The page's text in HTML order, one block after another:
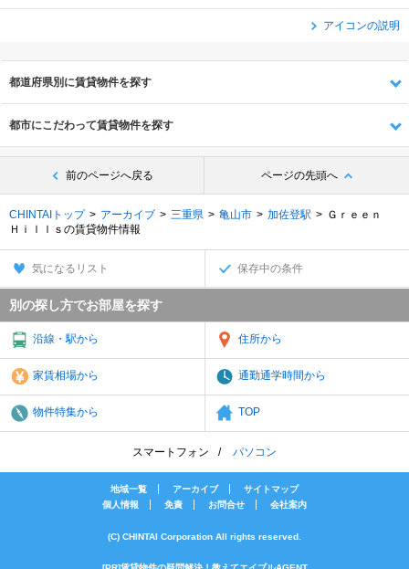
アイコンの説明
都道府県別に賃貸物件を探す
都市にこだわって賃貸物件を探す
前のページへ戻る ページの先頭へ
CHINTAIトップ アーカイブ 三重県 亀山市 加佐登駅
Ｇｒｅｅｎ
Ｈｉｌｌｓの賃貸物件情報
気になるリスト 保存中の条件
別の探し方でお部屋を探す
沿線・駅から 住所から
家賃相場から 通勤通学時間から
物件特集から TOP
スマートフォン パソコン
地域一覧 アーカイブ
サイトマップ
個人情報
免責 お問合せ 会社案内
(C) CHINTAI Corporation All rights reserved.